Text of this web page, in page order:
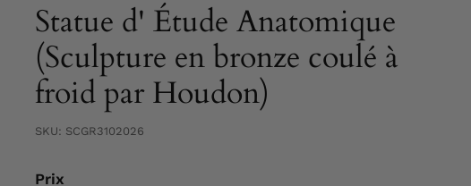
Statue d' Étude Anatomique
(Sculpture en bronze coulé à
froid par Houdon)
SKU: SCGR3102026
Prix